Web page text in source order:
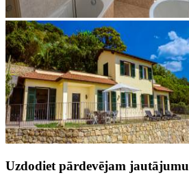
Uzdodiet pārdevējam jautājumu